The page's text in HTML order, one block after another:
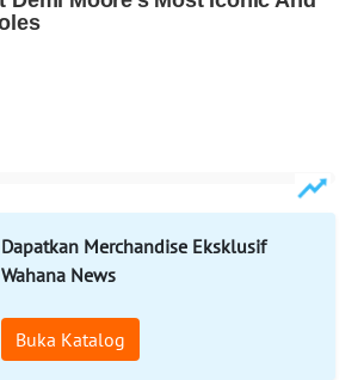
Dapatkan Merchandise Eksklusif
Wahana News
Buka Katalog